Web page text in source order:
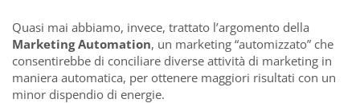
Quasi mai abbiamo, invece, trattato l’argomento della
Marketing Automation, un marketing “automizzato” che
consentirebbe di conciliare diverse attività di marketing in
maniera automatica, per ottenere maggiori risultati con un
minor dispendio di energie.